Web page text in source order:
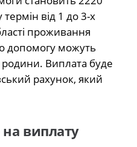
від 1 до 3-х
проживання
допомогу можуть
Виплата буде
рахунок, який
виплату